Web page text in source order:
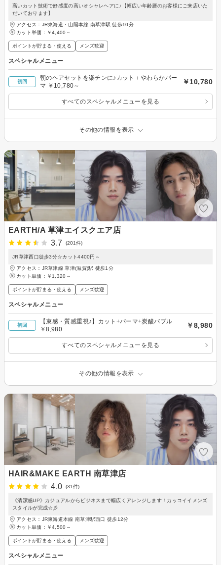
高いカット技術で好感度の高いオシャレヘアに♪【幅広い年齢層のお客様にご来店いた
だいております】
アクセス：JR東海道・山陽本線 南草津駅 徒歩10分
カット単価： ￥4,400～
ポイントが貯まる・使える メンズ歓迎
スペシャルメニュー
初回
朝のヘアセットを楽チンに♪カット＋やわらかパー
マ ￥10,780～
￥10,780
すべてのスペシャルメニューを見る
その他の情報を表示
EARTH/A 草津エイスクエア店
3.7
(201件)
JR草津西口徒歩3分☆カット4400円～
アクセス：JR草津線 草津(滋賀)駅 徒歩1分
カット単価： ￥1,320～
ポイントが貯まる・使える メンズ歓迎
スペシャルメニュー
初回
【束感・質感重視♪】カット+パーマ+炭酸バブル
￥8,980
￥8,980
すべてのスペシャルメニューを見る
その他の情報を表示
HAIR&MAKE EARTH 南草津店
4.0
(31件)
《清潔感UP》カジュアルからビジネスまで幅広くアレンジします！カッコイイメンズ
スタイルが完成☆彡
アクセス：JR東海道本線 南草津駅西口 徒歩12分
カット単価： ￥4,500～
ポイントが貯まる・使える メンズ歓迎
スペシャルメニュー